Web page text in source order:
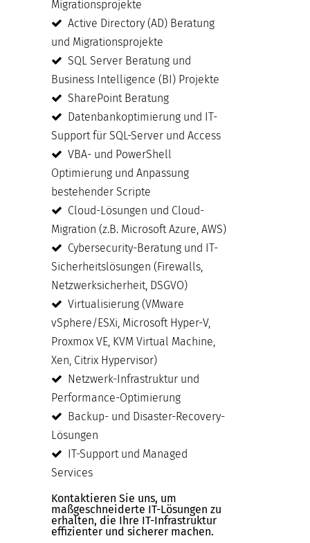
Migrationsprojekte
Active Directory (AD) Beratung
und Migrationsprojekte
SQL Server Beratung und
Business Intelligence (BI) Projekte
SharePoint Beratung
Datenbankoptimierung und IT-
Support für SQL-Server und Access
VBA- und PowerShell
Optimierung und Anpassung
bestehender Scripte
Cloud-Lösungen und Cloud-
Migration (z.B. Microsoft Azure, AWS)
Cybersecurity-Beratung und IT-
Sicherheitslösungen (Firewalls,
Netzwerksicherheit, DSGVO)
Virtualisierung (VMware
vSphere/ESXi, Microsoft Hyper-V,
Proxmox VE, KVM Virtual Machine,
Xen, Citrix Hypervisor)
Netzwerk-Infrastruktur und
Performance-Optimierung
Backup- und Disaster-Recovery-
Lösungen
IT-Support und Managed
Services
Kontaktieren Sie uns, um
maßgeschneiderte IT-Lösungen zu
erhalten, die Ihre IT-Infrastruktur
effizienter und sicherer machen.